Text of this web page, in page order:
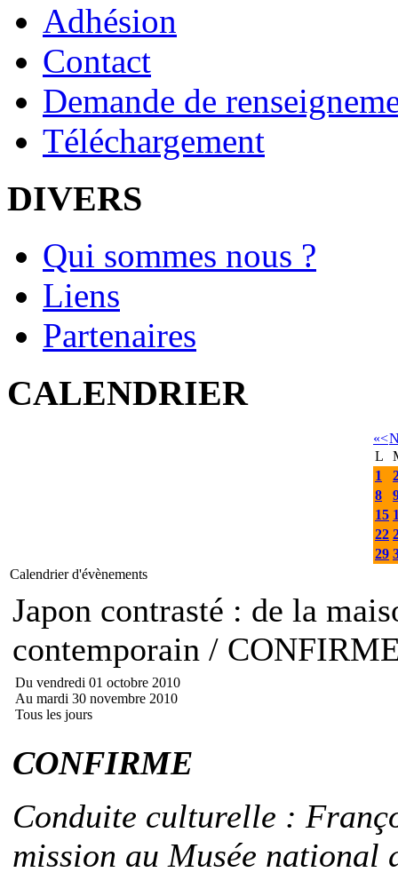
Adhésion
Contact
Demande de
Téléchargement
DIVERS
Qui sommes nous ?
Liens
Partenaires
CALENDRIER
«<
L
1
8
15
22
29
Calendrier d'évènements
Japon contrasté : de la
contemporain /
Du vendredi 01 octobre 2010
Au mardi 30 novembre 2010
Tous les jours
CONFIRME
Conduite culturelle :
mission au Musée national